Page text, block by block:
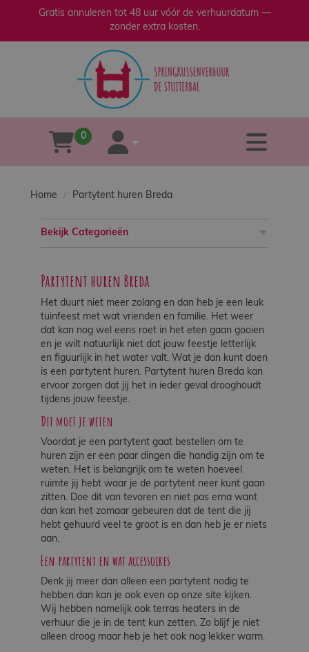
Gratis annuleren tot 48 uur vóór de verhuurdatum —
zonder extra kosten.
winkelwagen
0
account
×sluiten
Verkoop
spelen
Werken
Contact
Indoor
Springparadijs
zoeken
Home Partytent huren Breda
Bekijk Categorieën
Partytent huren Breda
Het duurt niet meer zolang en dan heb je een leuk
tuinfeest met wat vrienden en familie. Het weer
dat kan nog wel eens roet in het eten gaan gooien
en je wilt natuurlijk niet dat jouw feestje letterlijk
en figuurlijk in het water valt. Wat je dan kunt doen
is een partytent huren. Partytent huren Breda kan
ervoor zorgen dat jij het in ieder geval drooghoudt
tijdens jouw feestje.
Dit moet je weten
Voordat je een partytent gaat bestellen om te
huren zijn er een paar dingen die handig zijn om te
weten. Het is belangrijk om te weten hoeveel
ruimte jij hebt waar je de partytent neer kunt gaan
zitten. Doe dit van tevoren en niet pas erna want
dan kan het zomaar gebeuren dat de tent die jij
hebt gehuurd veel te groot is en dan heb je er niets
aan.
Een partytent en wat accessoires
Denk jij meer dan alleen een partytent nodig te
hebben dan kan je ook even op onze site kijken.
Wij hebben namelijk ook terras heaters in de
verhuur die je in de tent kun zetten. Zo blijf je niet
alleen droog maar heb je het ook nog lekker warm.